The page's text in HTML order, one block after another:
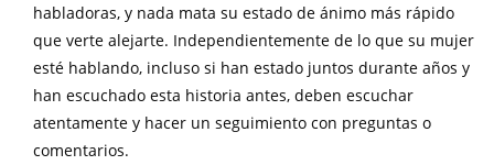
habladoras, y nada mata su estado de ánimo más rápido
que verte alejarte. Independientemente de lo que su mujer
esté hablando, incluso si han estado juntos durante años y
han escuchado esta historia antes, deben escuchar
atentamente y hacer un seguimiento con preguntas o
comentarios.